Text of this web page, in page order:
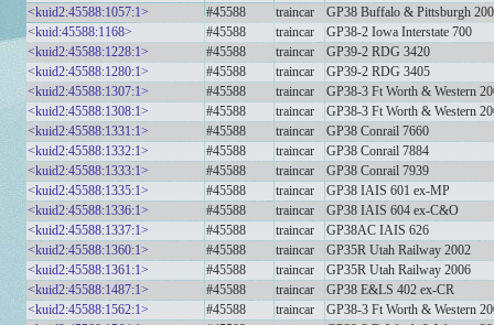
<kuid2:45588:1057:1>
#45588 traincar
GP38 Buffalo & Pittsburgh
<kuid:45588:1168>
#45588 traincar
GP38-2 Iowa Interstate 700
<kuid2:45588:1228:1>
#45588 traincar
GP39-2 RDG 3420
<kuid2:45588:1280:1>
#45588 traincar
GP39-2 RDG 3405
<kuid2:45588:1307:1>
#45588 traincar
GP38-3 Ft Worth & Western
<kuid2:45588:1308:1>
#45588 traincar
GP38-3 Ft Worth & Western
<kuid2:45588:1331:1>
#45588 traincar
GP38 Conrail 7660
<kuid2:45588:1332:1>
#45588 traincar
GP38 Conrail 7884
<kuid2:45588:1333:1>
#45588 traincar
GP38 Conrail 7939
<kuid2:45588:1335:1>
#45588 traincar
GP38 IAIS 601 ex-MP
<kuid2:45588:1336:1>
#45588 traincar
GP38 IAIS 604 ex-C&O
<kuid2:45588:1337:1>
#45588 traincar
GP38AC IAIS 626
<kuid2:45588:1360:1>
#45588 traincar
GP35R Utah Railway 2002
<kuid2:45588:1361:1>
#45588 traincar
GP35R Utah Railway 2006
<kuid2:45588:1487:1>
#45588 traincar
GP38 E&LS 402 ex-CR
<kuid2:45588:1562:1>
#45588 traincar
GP38-3 Ft Worth & Western